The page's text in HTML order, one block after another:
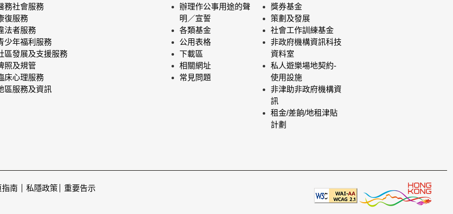
務社會服務
復服務
法者服務
少年福利服務
區發展及支援服務
照及規管
床心理服務
區服務及資訊
辦理作公事用途的聲
明／宣誓
各類基金
公用表格
下載區
相關網址
常見問題
獎券基金
策劃及發展
社會工作訓練基金
非政府機構資訊科技
資料室
私人遊樂場地契約-
使用設施
非津助非政府機構資
訊
租金/差餉/地租津貼
計劃
指南 私隱政策 重要告示